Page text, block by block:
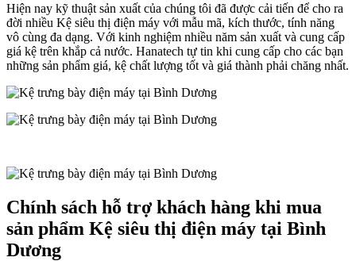
Hiện nay kỹ thuật sản xuất của chúng tôi đã được cải tiến để cho ra
đời nhiều Kệ siêu thị điện máy với mẫu mã, kích thước, tính năng
vô cùng đa dạng. Với kinh nghiệm nhiều năm sản xuất và cung cấp
giá kệ trên khắp cả nước. Hanatech tự tin khi cung cấp cho các bạn
những sản phẩm giá, kệ chất lượng tốt và giá thành phải chăng nhất.
Chính sách hỗ trợ khách hàng khi mua
sản phẩm Kệ siêu thị điện máy tại Bình
Dương